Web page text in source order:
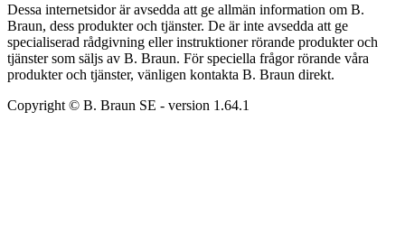
Dessa internetsidor är avsedda att ge allmän information om B.
Braun, dess produkter och tjänster. De är inte avsedda att ge
specialiserad rådgivning eller instruktioner rörande produkter och
tjänster som säljs av B. Braun. För speciella frågor rörande våra
produkter och tjänster, vänligen kontakta B. Braun direkt.
Copyright © B. Braun SE - version 1.64.1